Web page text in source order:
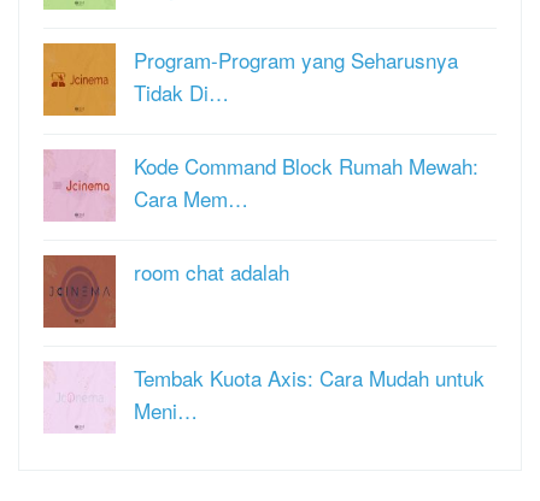
Program-Program yang Seharusnya
Tidak Di…
Kode Command Block Rumah Mewah:
Cara Mem…
room chat adalah
Tembak Kuota Axis: Cara Mudah untuk
Meni…